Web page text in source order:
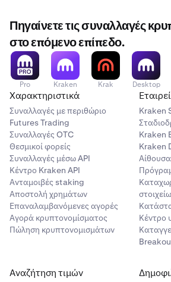
Πηγαίνετε τις συναλλαγές
στο επόμενο επίπεδο.
Pro Kraken Krak Desktop
Χαρακτηριστικά
Συναλλαγές με περιθώριο
Futures Trading
Συναλλαγές OTC
Θεσμικοί φορείς
Συναλλαγές μέσω API
Κέντρο Kraken API
Ανταμοιβές staking
Αποστολή χρημάτων
Επαναλαμβανόμενες αγορές
Αγορά κρυπτονομίσματος
Πώληση κρυπτονομισμάτων
Kraken
Kraken
Kraken
Κέντρο
Αναζήτηση τιμών